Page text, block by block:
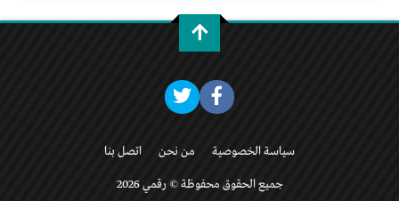
سياسة الخصوصية من نحن اتصل بنا
جميع الحقوق محفوظة © رقمي 2026